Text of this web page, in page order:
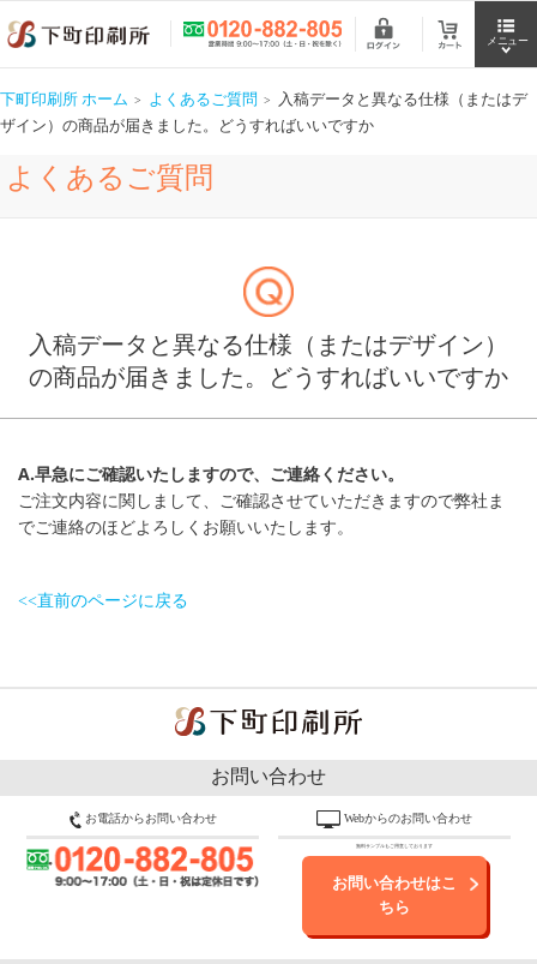
下町印刷所 ホーム よくあるご質問
入稿データと異なる仕様（またはデ
ザイン）の商品が届きました。どうすればいいですか
よくあるご質問
入稿データと異なる仕様（またはデザイン）
の商品が届きました。どうすればいいですか
A.早急にご確認いたしますので、ご連絡ください。
ご注文内容に関しまして、ご確認させていただきますので弊社ま
でご連絡のほどよろしくお願いいたします。
<<直前のページに戻る
お問い合わせ
お電話からお問い合わせ Webからのお問い合わせ
無料サンプルもご用意しております
お問い合わせはこ
ちら